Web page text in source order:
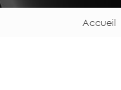
Accueil